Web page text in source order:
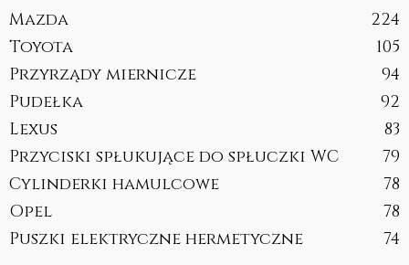
Mazda
224
Toyota
105
Przyrządy miernicze
94
Pudełka
92
Lexus
83
Przyciski spłukujące do spłuczki WC
79
Cylinderki hamulcowe
78
Opel
78
Puszki elektryczne hermetyczne
74